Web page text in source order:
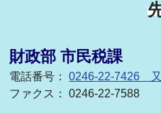
財政部 市民税課
電話番号：0246-22-7426
ファクス： 0246-22-7588